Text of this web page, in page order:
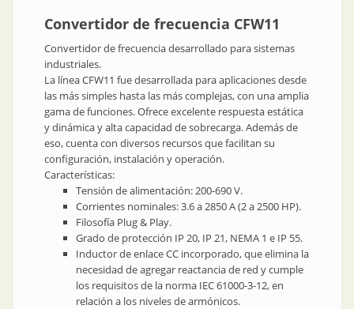
Convertidor de frecuencia CFW11
Convertidor de frecuencia desarrollado para sistemas
industriales.
La línea CFW11 fue desarrollada para aplicaciones desde
las más simples hasta las más complejas, con una amplia
gama de funciones. Ofrece excelente respuesta estática
y dinámica y alta capacidad de sobrecarga. Además de
eso, cuenta con diversos recursos que facilitan su
configuración, instalación y operación.
Características:
Tensión de alimentación: 200-690 V.
Corrientes nominales: 3.6 a 2850 A (2 a 2500 HP).
Filosofía Plug & Play.
Grado de protección IP 20, IP 21, NEMA 1 e IP 55.
Inductor de enlace CC incorporado, que elimina la
necesidad de agregar reactancia de red y cumple
los requisitos de la norma IEC 61000-3-12, en
relación a los niveles de armónicos.